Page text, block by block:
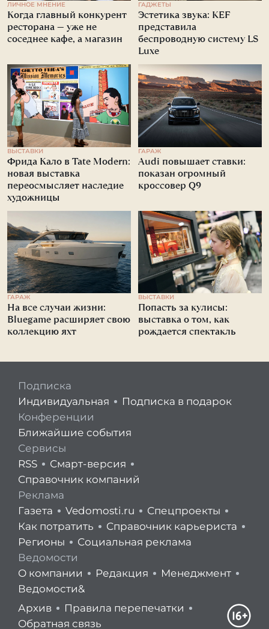
ЛИЧНОЕ МНЕНИЕ
Когда главный конкурент
ресторана — уже не
соседнее кафе, а магазин
ГАДЖЕТЫ
Эстетика звука: KEF
представила
беспроводную систему LS
Luxe
ВЫСТАВКИ
Фрида Кало в Tate Modern:
новая выставка
переосмысляет наследие
художницы
ГАРАЖ
Audi повышает ставки:
показан огромный
кроссовер Q9
ГАРАЖ
На все случаи жизни:
Bluegame расширяет свою
коллекцию яхт
ВЫСТАВКИ
Попасть за кулисы:
выставка о том, как
рождается спектакль
Подписка
Индивидуальная
Подписка в подарок
Конференции
Ближайшие события
Сервисы
RSS
Смарт-версия
Справочник компаний
Реклама
Газета
Vedomosti.ru
Спецпроекты
Как потратить
Справочник карьериста
Регионы
Социальная реклама
Ведомости
О компании
Редакция
Менеджмент
Ведомости&
Архив
Правила перепечатки
Обратная связь